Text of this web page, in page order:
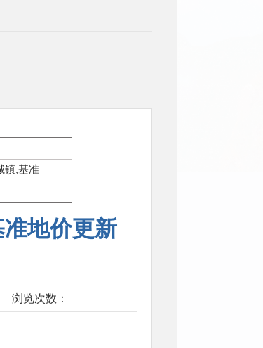
镇,基准
地价更新
浏览次数：